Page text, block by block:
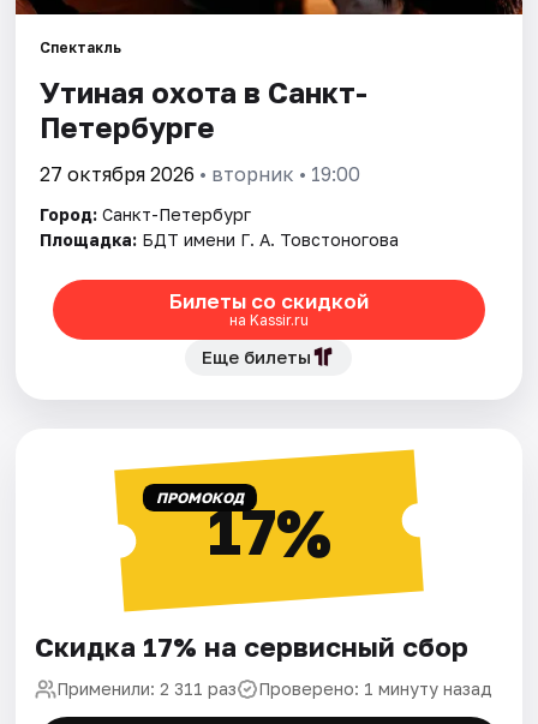
Спектакль
Утиная охота в Санкт-
Петербурге
27 октября 2026 • вторник • 19:00
Город: Санкт-Петербург
Площадка: БДТ имени Г. А. Товстоногова
Билеты со скидкой
на Kassir.ru
Еще билеты
ПРОМОКОД17%
Скидка 17% на сервисный сбор
Применили: 2 311 раз Проверено: 1 минуту назад